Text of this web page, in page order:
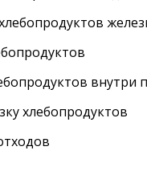
внутри
хлебопродуктов